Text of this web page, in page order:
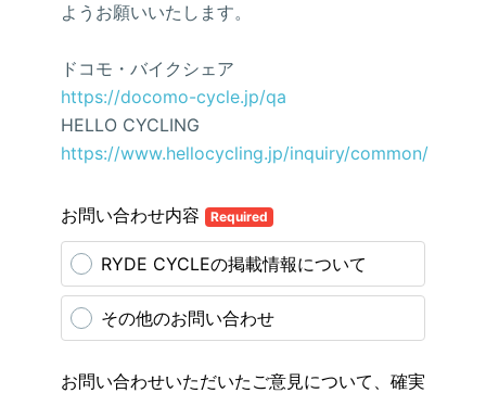
ようお願いいたします。
ドコモ・バイクシェア
https://docomo-cycle.jp/qa
HELLO CYCLING
https://www.hellocycling.jp/inquiry/common/
お問い合わせ内容 Required
RYDE CYCLEの掲載情報について
その他のお問い合わせ
お問い合わせいただいたご意見について、確実